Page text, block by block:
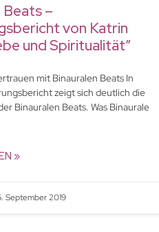
Beats –
von Katrin
und Spiritualität”
mit Binauralen Beats In
zeigt sich deutlich die
Binauralen Beats. Was Binaurale
»
September 2019